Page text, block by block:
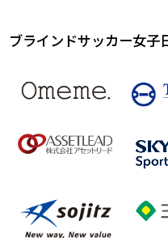
ブラインドサッカー女子